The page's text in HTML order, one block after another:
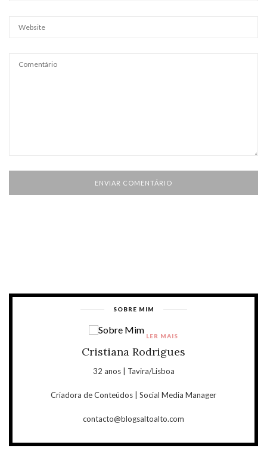
SOBRE MIM
Cristiana Rodrigues
32 anos | Tavira/Lisboa
Criadora de Conteúdos | Social Media Manager
contacto@blogsaltoalto.com
LER MAIS